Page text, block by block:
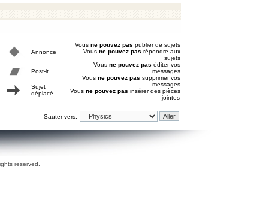
Annonce
Post-it
Sujet
déplacé
Vous ne pouvez pas publier de sujets
Vous ne pouvez pas répondre aux
sujets
Vous ne pouvez pas éditer vos
messages
Vous ne pouvez pas supprimer vos
messages
Vous ne pouvez pas insérer des pièces
jointes
Sauter vers:
reserved.